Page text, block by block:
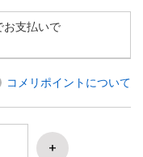
お支払いで
コメリポイントについて